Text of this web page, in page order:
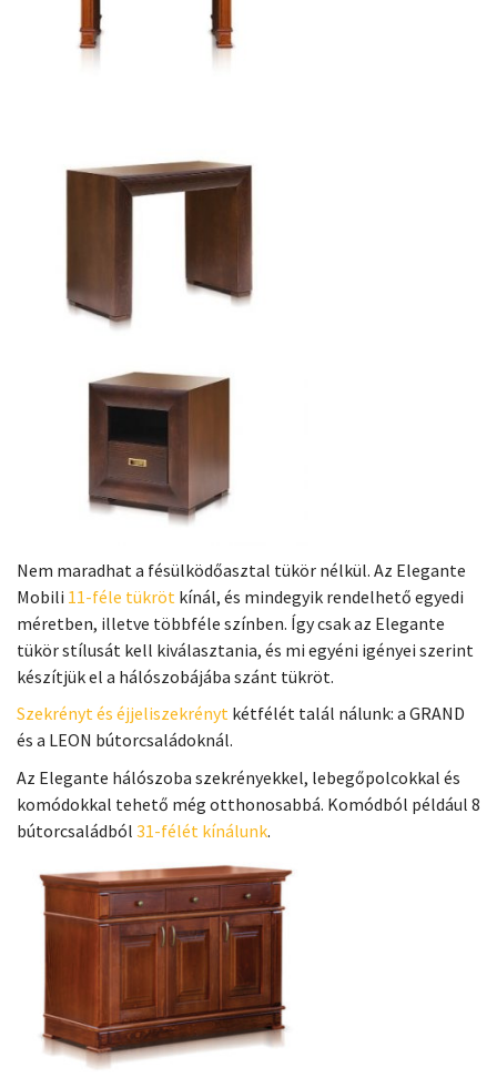
Nem maradhat a fésülködőasztal tükör nélkül. Az Elegante
Mobili 11-féle tükröt kínál, és mindegyik rendelhető egyedi
méretben, illetve többféle színben. Így csak az Elegante
tükör stílusát kell kiválasztania, és mi egyéni igényei szerint
készítjük el a hálószobájába szánt tükröt.
Szekrényt és éjjeliszekrényt kétfélét talál nálunk: a GRAND
és a LEON bútorcsaládoknál.
Az Elegante hálószoba szekrényekkel, lebegőpolcokkal és
komódokkal tehető még otthonosabbá. Komódból például 8
bútorcsaládból 31-félét kínálunk.